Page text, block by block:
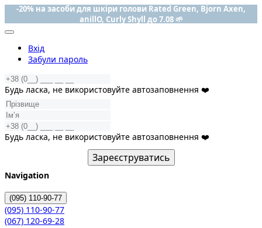
-20% на засоби для шкіри голови Rated Green, Bjorn Axen,
anillO, Curly Shyll до 7.08 🌱
Вхід
Забули пароль
Будь ласка, не використовуйте автозаповнення ❤️
Будь ласка, не використовуйте автозаповнення ❤️
Зареєструватись
Navigation
(095) 110-90-77
(095) 110-90-77
(067) 120-69-28